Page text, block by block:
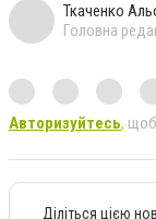
Ткаченко
Головна
Авторизуйтесь,
Діліться цією